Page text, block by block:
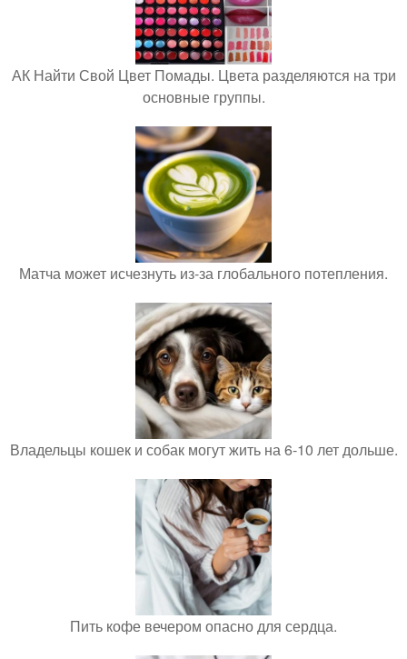
АК Найти Свой Цвет Помады. Цвета разделяются на три
основные группы.
Матча может исчезнуть из-за глобального потепления.
Владельцы кошек и собак могут жить на 6-10 лет дольше.
Пить кофе вечером опасно для сердца.